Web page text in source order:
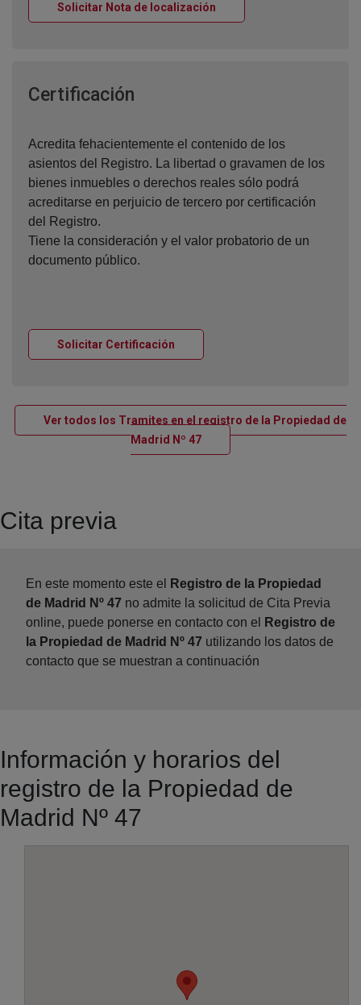
Solicitar Nota de localización
Certificación
Acredita fehacientemente el contenido de los
asientos del Registro. La libertad o gravamen de los
bienes inmuebles o derechos reales sólo podrá
acreditarse en perjuicio de tercero por certificación
del Registro.
Tiene la consideración y el valor probatorio de un
documento público.
Solicitar Certificación
Ver todos los Tramites en el registro de la Propiedad de
Madrid Nº 47Ventana nueva
Cita previa
En este momento este el
Registro de la Propiedad
de Madrid Nº 47 no admite la solicitud de Cita Previa
online, puede ponerse en contacto con el
Registro de
la Propiedad de Madrid Nº 47 utilizando los datos de
contacto que se muestran a continuación
Información y horarios del
registro de la Propiedad de
Madrid Nº 47